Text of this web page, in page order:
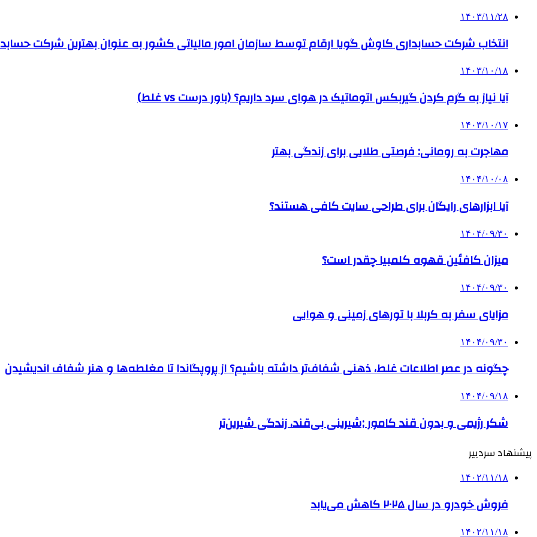
۱۴۰۳/۱۱/۲۸
انتخاب شرکت حسابداری کاوش گویا ارقام توسط سازمان امور مالیاتی کشور به عنوان بهترین شرکت
۱۴۰۳/۱۰/۱۸
آیا نیاز به گرم کردن گیربکس اتوماتیک در هوای سرد داریم؟ (باور درست vs غلط)
۱۴۰۳/۱۰/۱۷
مهاجرت به رومانی: فرصتی طلایی برای زندگی بهتر
۱۴۰۴/۱۰/۰۸
آیا ابزارهای رایگان برای طراحی سایت کافی هستند؟
۱۴۰۴/۰۹/۳۰
میزان کافئین قهوه کلمبیا چقدر است؟
۱۴۰۴/۰۹/۳۰
مزایای سفر به کربلا با تورهای زمینی و هوایی
۱۴۰۴/۰۹/۳۰
چگونه در عصر اطلاعات غلط، ذهنی شفاف‌تر داشته باشیم؟ از پروپگاندا تا مغلطه‌ها و هنر شفاف اندیشیدن
۱۴۰۴/۰۹/۱۸
شکر رژیمی و بدون قند کامور ;شیرینی بی‌قند، زندگی شیرین‌تر
پیشنهاد سردبیر
۱۴۰۲/۱۱/۱۸
فروش خودرو در سال ۲۰۲۵ کاهش می‌یابد
۱۴۰۲/۱۱/۱۸